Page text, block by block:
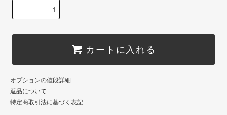
カートに入れる
オプションの値段詳細
返品について
特定商取引法に基づく表記